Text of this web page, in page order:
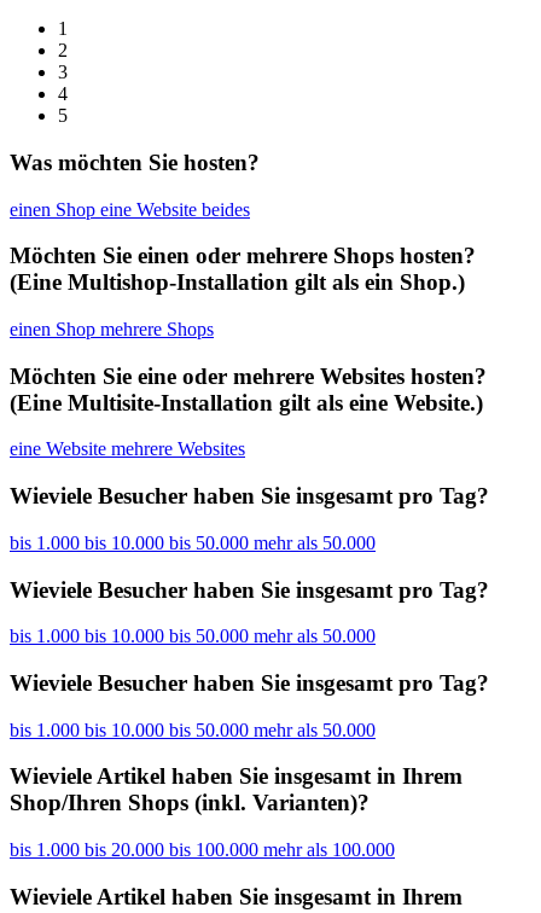
1
2
3
4
5
Was möchten Sie hosten?
einen Shop eine Website beides
Möchten Sie einen oder mehrere Shops hosten?
(Eine Multishop-Installation gilt als ein Shop.)
einen Shop mehrere Shops
Möchten Sie eine oder mehrere Websites hosten?
(Eine Multisite-Installation gilt als eine Website.)
eine Website mehrere Websites
Wieviele Besucher haben Sie insgesamt pro Tag?
bis 1.000 bis 10.000 bis 50.000 mehr als 50.000
Wieviele Besucher haben Sie insgesamt pro Tag?
bis 1.000 bis 10.000 bis 50.000 mehr als 50.000
Wieviele Besucher haben Sie insgesamt pro Tag?
bis 1.000 bis 10.000 bis 50.000 mehr als 50.000
Wieviele Artikel haben Sie insgesamt in Ihrem
Shop/Ihren Shops (inkl. Varianten)?
bis 1.000 bis 20.000 bis 100.000 mehr als 100.000
Wieviele Artikel haben Sie insgesamt in Ihrem